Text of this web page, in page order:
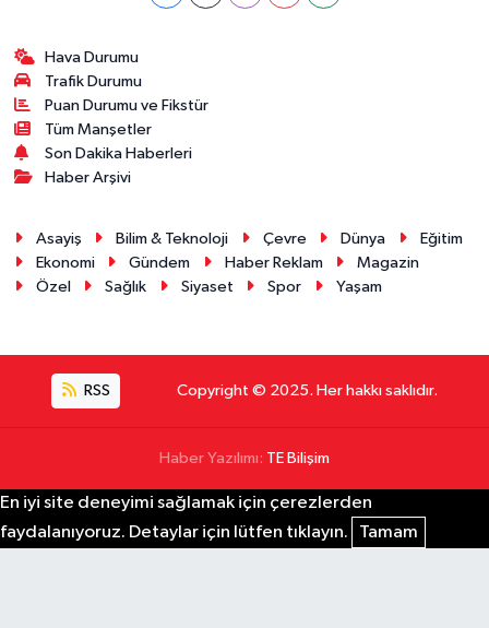
Hava Durumu
Trafik Durumu
Puan Durumu ve Fikstür
Tüm Manşetler
Son Dakika Haberleri
Haber Arşivi
Asayiş Bilim & Teknoloji Çevre Dünya
Eğitim
Ekonomi
Gündem Haber Reklam
Magazin
Özel
Sağlık Siyaset Spor Yaşam
RSS Copyright © 2025. Her hakkı saklıdır.
Haber Yazılımı: TE Bilişim
En iyi site deneyimi sağlamak için çerezlerden
faydalanıyoruz. Detaylar için lütfen tıklayın.
Tamam